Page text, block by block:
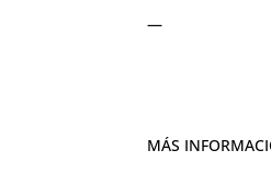
—
MÁS